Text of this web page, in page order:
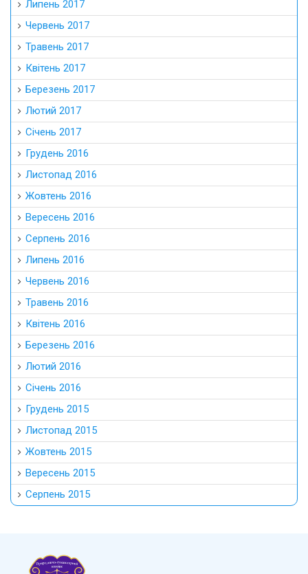
Липень 2017
Червень 2017
Травень 2017
Квітень 2017
Березень 2017
Лютий 2017
Січень 2017
Грудень 2016
Листопад 2016
Жовтень 2016
Вересень 2016
Серпень 2016
Липень 2016
Червень 2016
Травень 2016
Квітень 2016
Березень 2016
Лютий 2016
Січень 2016
Грудень 2015
Листопад 2015
Жовтень 2015
Вересень 2015
Серпень 2015